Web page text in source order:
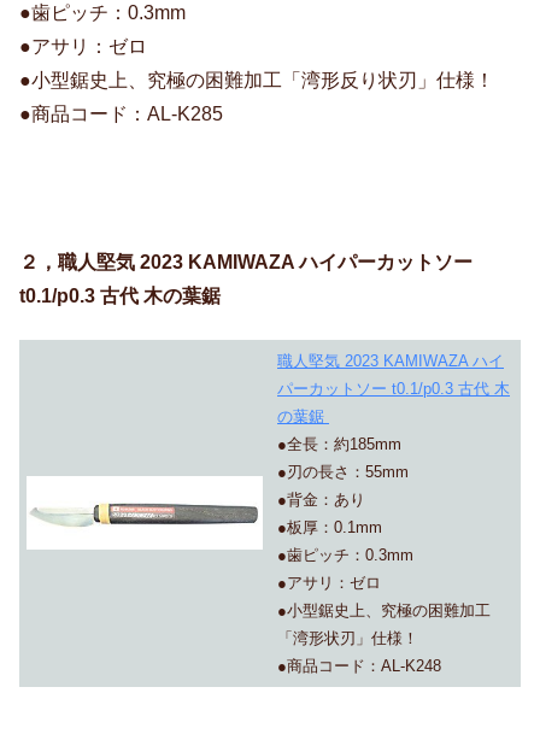
●歯ピッチ：0.3mm
●アサリ：ゼロ
●小型鋸史上、究極の困難加工「湾形反り状刃」仕様！
●商品コード：AL-K285
２，職人堅気 2023 KAMIWAZA ハイパーカットソー
t0.1/p0.3 古代 木の葉鋸
職人堅気 2023 KAMIWAZA ハイ
パーカットソー t0.1/p0.3 古代 木
の葉鋸
●全長：約185mm
●刃の長さ：55mm
●背金：あり
●板厚：0.1mm
●歯ピッチ：0.3mm
●アサリ：ゼロ
●小型鋸史上、究極の困難加工
「湾形状刃」仕様！
●商品コード：AL-K248